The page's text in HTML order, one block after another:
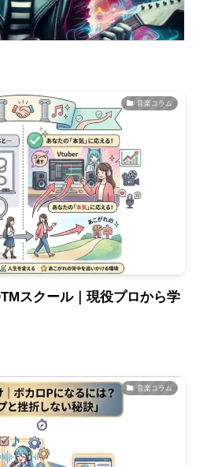
音楽コラム
スクール｜現役プロから学
音楽コラム